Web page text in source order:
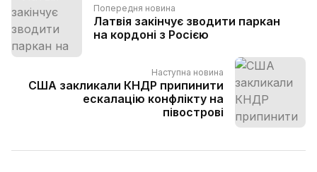
Попередня новина
Латвія закінчує зводити паркан
на кордоні з Росією
Наступна новина
США закликали КНДР припинити
ескалацію конфлікту на
півострові